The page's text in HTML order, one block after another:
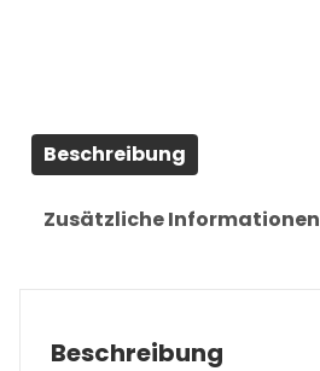
Beschreibung
Zusätzliche Informationen
Beschreibung